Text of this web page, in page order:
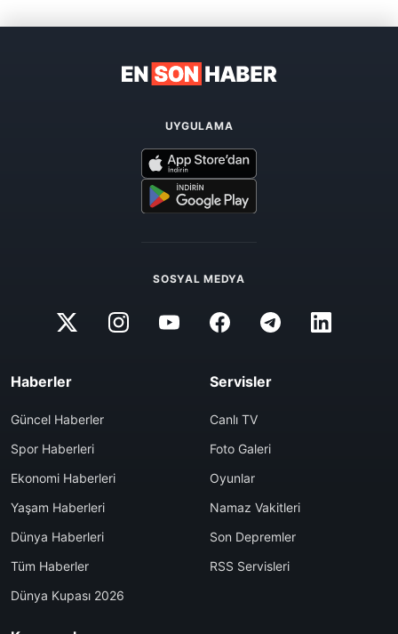
UYGULAMA
SOSYAL MEDYA
Haberler
Güncel Haberler
Spor Haberleri
Ekonomi Haberleri
Yaşam Haberleri
Dünya Haberleri
Tüm Haberler
Dünya Kupası 2026
Servisler
Canlı TV
Foto Galeri
Oyunlar
Namaz Vakitleri
Son Depremler
RSS Servisleri